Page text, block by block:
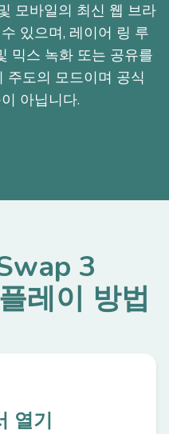
모바일의 최신 웹 브라
있으며, 레이어 링 루
믹스 녹화 또는 공유를
주도의 모드이며 공식
아닙니다.
3
레이 방법
열기